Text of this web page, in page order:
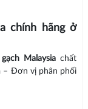
chính hãng ở
gạch Malaysia chất
– Đơn vị phân phối